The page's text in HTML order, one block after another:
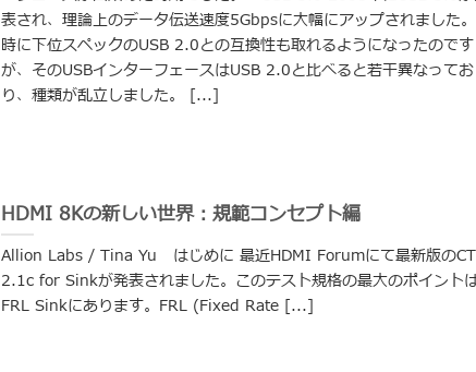
表され、理論上のデータ伝送速度5Gbpsに大幅にアップされました
時に下位スペックのUSB 2.0との互換性も取れるようになったのです
が、そのUSBインターフェースはUSB 2.0と比べると若干異なってお
り、種類が乱立しました。 [...]
HDMI 8Kの新しい世界：規範コンセプト編
Allion Labs / Tina Yu はじめに 最近HDMI Forumにて最新版の
2.1c for Sinkが発表されました。このテスト規格の最大のポイントは
FRL Sinkにあります。FRL (Fixed Rate [...]